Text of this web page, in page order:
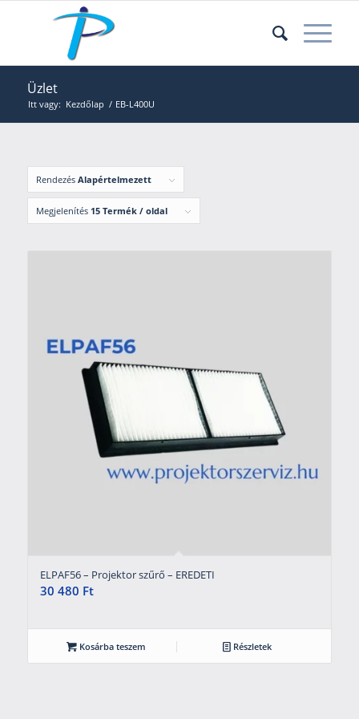
Üzlet
Itt vagy: Kezdőlap / EB-L400U
Rendezés Alapértelmezett
Megjelenítés 15 Termék / oldal
ELPAF56 – Projektor szűrő – EREDETI
30 480 Ft
Kosárba teszem Részletek